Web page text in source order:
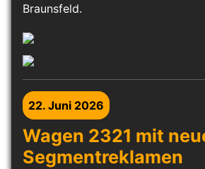
Braunsfeld.
22. Juni 2026
Wagen 2321 mit
Segmentreklamen